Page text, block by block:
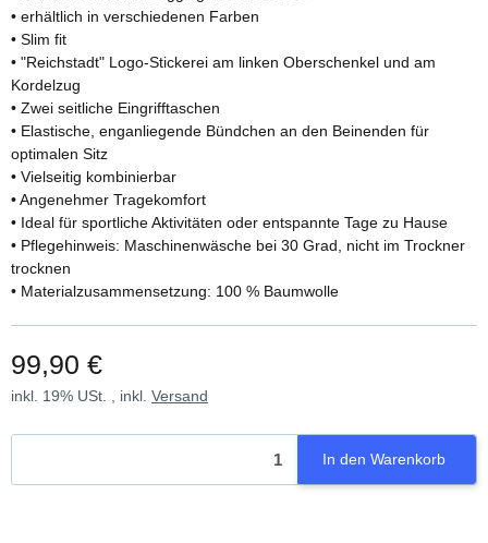
• erhältlich in verschiedenen Farben
• Slim fit
• "Reichstadt" Logo-Stickerei am linken Oberschenkel und am
Kordelzug
• Zwei seitliche Eingrifftaschen
• Elastische, enganliegende Bündchen an den Beinenden für
optimalen Sitz
• Vielseitig kombinierbar
• Angenehmer Tragekomfort
• Ideal für sportliche Aktivitäten oder entspannte Tage zu Hause
• Pflegehinweis: Maschinenwäsche bei 30 Grad, nicht im Trockner
trocknen
• Materialzusammensetzung: 100 % Baumwolle
99,90 €
inkl. 19% USt. , inkl. Versand
In den Warenkorb